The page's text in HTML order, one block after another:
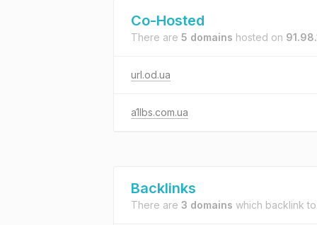
Co-Hosted
There are 5 domains hosted on
url.od.ua
a1lbs.com.ua
Backlinks
There are 3 domains which backlink